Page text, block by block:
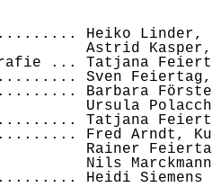
Heiko Linder,
Astrid
... Tatjana
Sven Feiertag,
Barbara
Ursula
Tatjana
Fred Arndt,
Rainer
Nils
Heidi Siemens